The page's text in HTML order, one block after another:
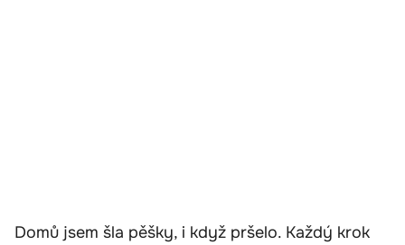
Domů jsem šla pěšky, i když pršelo. Každý krok